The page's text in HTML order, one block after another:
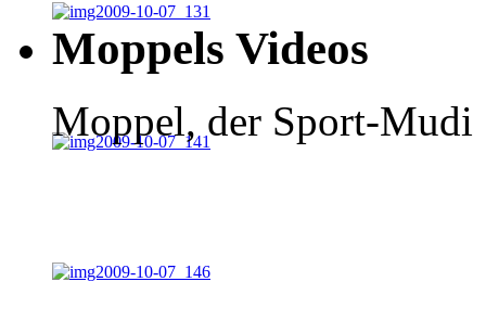
Moppels Videos
Moppel, der Sport-Mudi